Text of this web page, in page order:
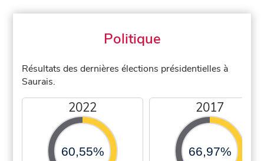
Politique
Résultats des dernières élections présidentielles à
Saurais.
2022
60,55%
2017
66,97%